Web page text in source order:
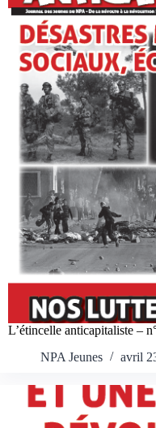
L’étincelle anticapitaliste –
NPA Jeunes
avril